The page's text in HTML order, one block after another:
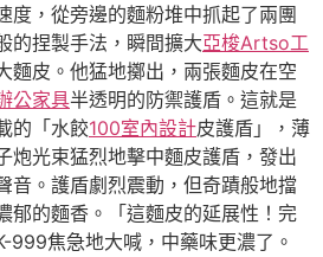
度，從旁邊的麵粉堆中抓起了兩團
的捏製手法，瞬間擴大亞梭Artso工
麵皮。他猛地擲出，兩張麵皮在空
公家具半透明的防禦護盾。這就是
的「水餃100室內設計皮護盾」，薄
炮光束猛烈地擊中麵皮護盾，發出
音。護盾劇烈震動，但奇蹟般地擋
郁的麵香。「這麵皮的延展性！完
999焦急地大喊，中藥味更濃了。